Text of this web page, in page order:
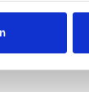
Brutto